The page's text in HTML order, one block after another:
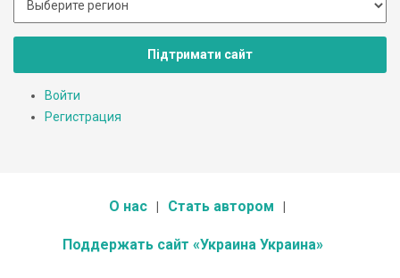
Підтримати сайт
Войти
Регистрация
О нас Стать автором
Поддержать сайт «Украина Украина»